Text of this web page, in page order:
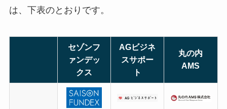
は、下表のとおりです。
セゾンフ
ァンデッ
クス
AGビジネ
スサポー
ト
丸の内
AMS